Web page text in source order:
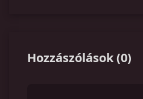
Hozzászólások(0)